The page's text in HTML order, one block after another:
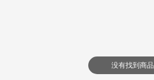
没有找到商品